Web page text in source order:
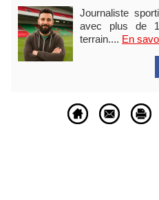
Journaliste
avec plus de
terrain.... En